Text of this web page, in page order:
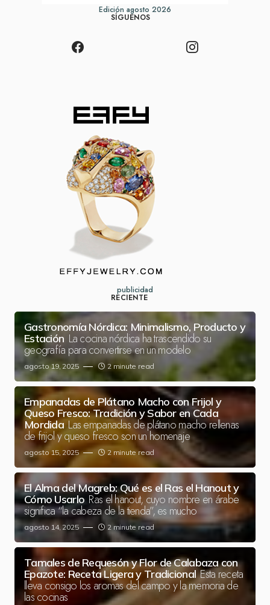
Edición agosto 2026
SÍGUENOS
publicidad
RECIENTE
Gastronomía Nórdica: Minimalismo, Producto y
Estación La cocina nórdica ha trascendido su
geografía para convertirse en un modelo
agosto 19, 2025 2 minute read
Empanadas de Plátano Macho con Frijol y
Queso Fresco: Tradición y Sabor en Cada
Mordida Las empanadas de plátano macho rellenas
de frijol y queso fresco son un homenaje
agosto 15, 2025 2 minute read
El Alma del Magreb: Qué es el Ras el Hanout y
Cómo Usarlo Ras el hanout, cuyo nombre en árabe
significa “la cabeza de la tienda”, es mucho
agosto 14, 2025 2 minute read
Tamales de Requesón y Flor de Calabaza con
Epazote: Receta Ligera y Tradicional Esta receta
lleva consigo los aromas del campo y la memoria de
las cocinas